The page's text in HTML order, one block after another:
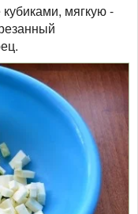
мягкую -